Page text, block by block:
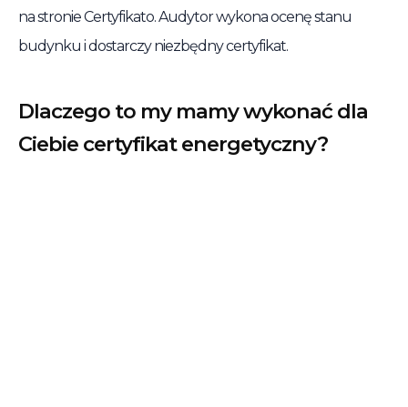
na stronie Certyfikato. Audytor wykona ocenę stanu
budynku i dostarczy niezbędny certyfikat.
Dlaczego to my mamy wykonać dla
Ciebie certyfikat energetyczny?